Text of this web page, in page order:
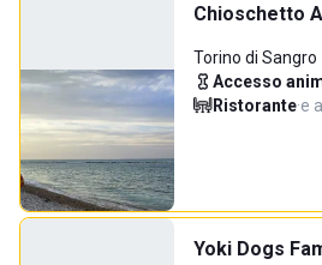
Chioschetto
Torino di Sangro
Accesso
Ristorante·e
Yoki Dogs